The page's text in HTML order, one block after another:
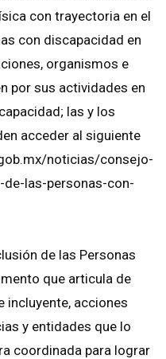
con trayectoria en el
con discapacidad en
organismos e
por sus actividades en
las y los
acceder al siguiente
noticias/consejo-
las-personas-con-
de las Personas
que articula de
incluyente, acciones
y entidades que lo
coordinada para lograr